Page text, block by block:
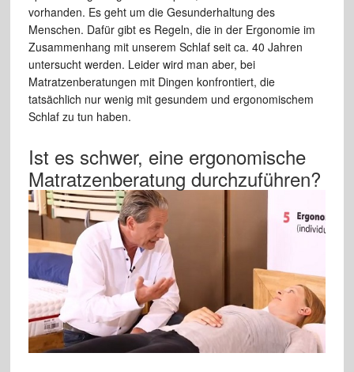
vorhanden. Es geht um die Gesunderhaltung des
Menschen. Dafür gibt es Regeln, die in der Ergonomie im
Zusammenhang mit unserem Schlaf seit ca. 40 Jahren
untersucht werden. Leider wird man aber, bei
Matratzenberatungen mit Dingen konfrontiert, die
tatsächlich nur wenig mit gesundem und ergonomischem
Schlaf zu tun haben.
Ist es schwer, eine ergonomische
Matratzenberatung durchzuführen?